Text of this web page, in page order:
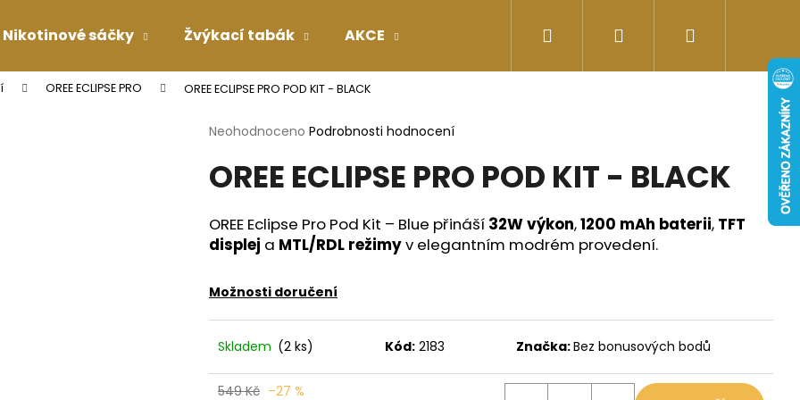
Nikotinové sáčky Žvýkací tabák AKCE Doplňky stravy Energy-kofeinové
Přihlášení
OREE ECLIPSE PRO OREE ECLIPSE PRO POD KIT - BLACK
Průměrné
produktu
je
z
5
hvězdiček.
Neohodnoceno Podrobnosti hodnocení
OREE ECLIPSE PRO POD KIT - BLACK
OREE Eclipse Pro Pod Kit – Blue přináší 32W výkon,1200 mAh baterii, TFT
displej a MTL/RDL režimyv elegantním modrém provedení.
Možnosti doručení
Skladem (2 ks) Kód: 2183 Značka:Bez bonusových bodů
549 Kč –27 %
Co potřebujete najít?
HLEDAT
Následující